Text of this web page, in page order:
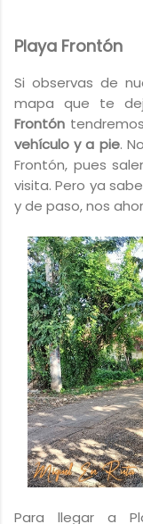
Playa Frontón
Si observas de
mapa que te
Frontón
vehículo y a pie.
Frontón, pues
visita. Pero ya
y de paso, nos
Para llegar a